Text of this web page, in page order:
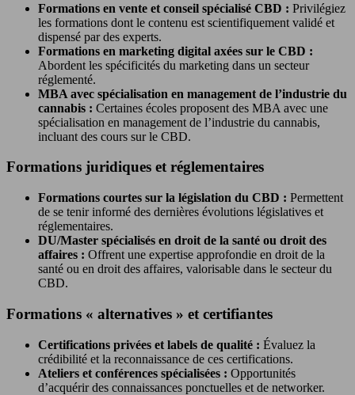
Formations en vente et conseil spécialisé CBD : Privilégiez
les formations dont le contenu est scientifiquement validé et
dispensé par des experts.
Formations en marketing digital axées sur le CBD :
Abordent les spécificités du marketing dans un secteur
réglementé.
MBA avec spécialisation en management de l’industrie du
cannabis : Certaines écoles proposent des MBA avec une
spécialisation en management de l’industrie du cannabis,
incluant des cours sur le CBD.
Formations juridiques et réglementaires
Formations courtes sur la législation du CBD : Permettent
de se tenir informé des dernières évolutions législatives et
réglementaires.
DU/Master spécialisés en droit de la santé ou droit des
affaires : Offrent une expertise approfondie en droit de la
santé ou en droit des affaires, valorisable dans le secteur du
CBD.
Formations « alternatives » et certifiantes
Certifications privées et labels de qualité : Évaluez la
crédibilité et la reconnaissance de ces certifications.
Ateliers et conférences spécialisées : Opportunités
d’acquérir des connaissances ponctuelles et de networker.